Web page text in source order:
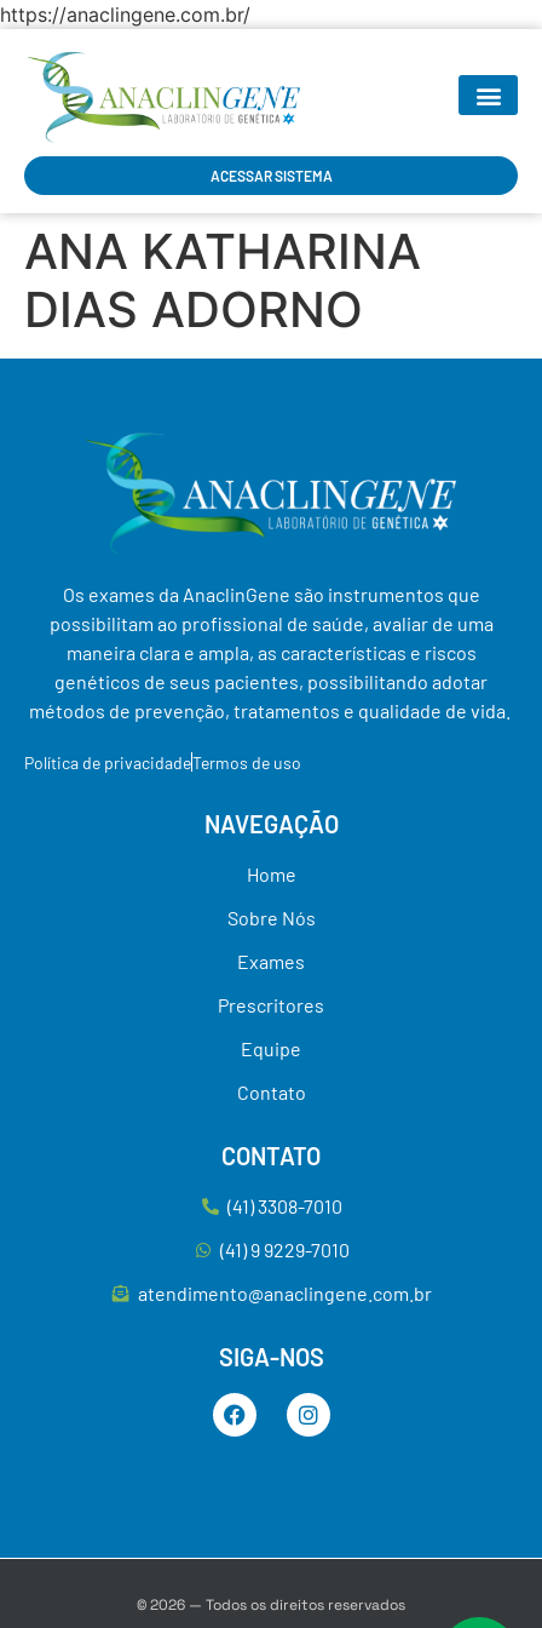
https://anaclingene.com.br/
ACESSAR SISTEMA
ANA KATHARINA
DIAS ADORNO
Os exames da AnaclinGene são instrumentos que
possibilitam ao profissional de saúde, avaliar de uma
maneira clara e ampla, as características e riscos
genéticos de seus pacientes, possibilitando adotar
métodos de prevenção, tratamentos e qualidade de vida.
Política de privacidadeTermos de uso
NAVEGAÇÃO
Home
Sobre Nós
Exames
Prescritores
Equipe
Contato
CONTATO
(41) 3308-7010
(41) 9 9229-7010
atendimento@anaclingene.com.br
SIGA-NOS
© 2026 — Todos os direitos reservados